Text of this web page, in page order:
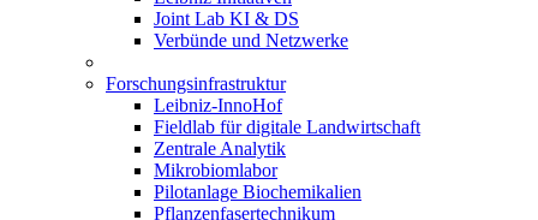
Joint Lab KI & DS
Verbünde und Netzwerke
Forschungsinfrastruktur
Leibniz-InnoHof
Fieldlab für digitale Landwirtschaft
Zentrale Analytik
Mikrobiomlabor
Pilotanlage Biochemikalien
Pflanzenfasertechnikum